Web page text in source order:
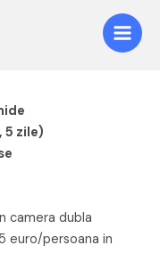
5 zile)
camera dubla
euro/persoana in